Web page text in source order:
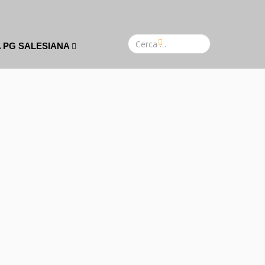
PG SALESIANA